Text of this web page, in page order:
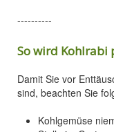
----------
So wird Kohlrabi
Damit Sie vor
sind, beachten Sie
Kohlgemüse